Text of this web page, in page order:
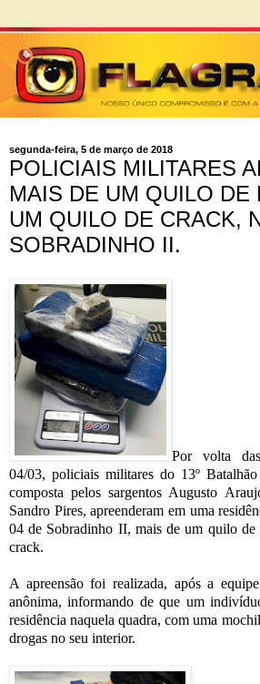
segunda-feira, 5 de março de 2018
POLICIAIS MILITARES
MAIS DE UM QUILO DE
UM QUILO DE CRACK,
SOBRADINHO II.
Por volta
04/03, policiais militares do 13º
composta pelos sargentos Augusto
Sandro Pires, apreenderam em uma
04 de Sobradinho II, mais de um quilo
crack.
A apreensão foi realizada, após a
anônima, informando de que um
residência naquela quadra, com uma
drogas no seu interior.